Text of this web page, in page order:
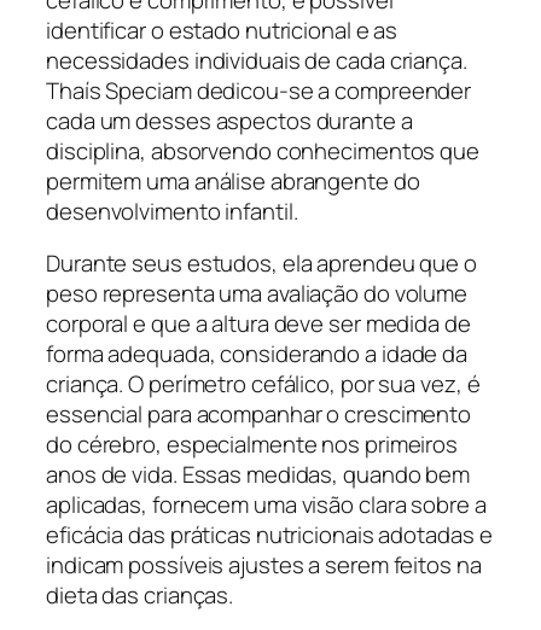
identificar o estado nutricional e as
necessidades individuais de cada criança.
Thaís Speciam dedicou-se a compreender
cada um desses aspectos durante a
disciplina, absorvendo conhecimentos que
permitem uma análise abrangente do
desenvolvimento infantil.
Durante seus estudos, ela aprendeu que o
peso representa uma avaliação do volume
corporal e que a altura deve ser medida de
forma adequada, considerando a idade da
criança. O perímetro cefálico, por sua vez, é
essencial para acompanhar o crescimento
do cérebro, especialmente nos primeiros
anos de vida. Essas medidas, quando bem
aplicadas, fornecem uma visão clara sobre a
eficácia das práticas nutricionais adotadas e
indicam possíveis ajustes a serem feitos na
dieta das crianças.